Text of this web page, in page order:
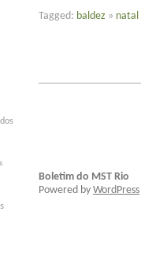
Tagged: baldez » natal
Boletim do MST Rio
Powered by WordPress